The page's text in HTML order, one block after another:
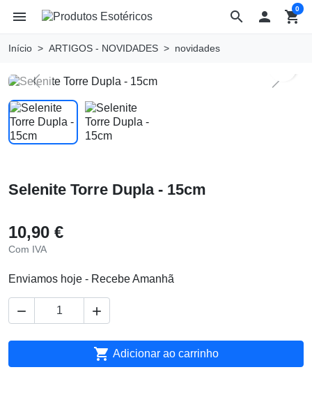
search
menu  shopping_cart
0
Início ARTIGOS - NOVIDADES novidades
Previous Next
Selenite Torre Dupla - 15cm
10,90 €
Com IVA
Enviamos hoje - Recebe Amanhã
 
 Adicionar ao carrinho